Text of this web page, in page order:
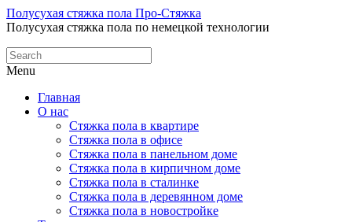
Полусухая стяжка пола Про-Стяжка
Полусухая стяжка пола по немецкой технологии
Menu
Главная
О нас
Стяжка пола в квартире
Стяжка пола в офисе
Стяжка пола в панельном доме
Стяжка пола в кирпичном доме
Стяжка пола в сталинке
Стяжка пола в деревянном доме
Стяжка пола в новостройке